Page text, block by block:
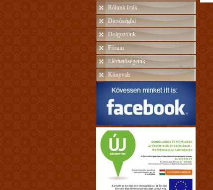
Rólunk írták
Dicsőségfal
Dolgozóink
Fórum
Elérhetőségeink
Könyvtár